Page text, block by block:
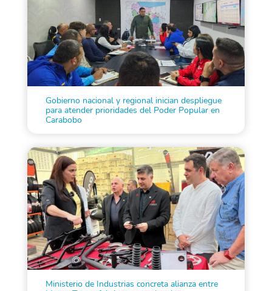
Gobierno nacional y regional inician despliegue
para atender prioridades del Poder Popular en
Carabobo
Ministerio de Industrias concreta alianza entre